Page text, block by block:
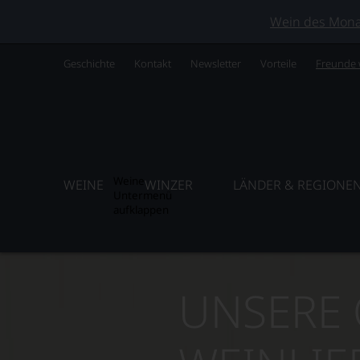
Wein des
Geschichte Kontakt Newsletter Vorteile Freunde
WEINE WINZER LÄNDER & REGIONEN